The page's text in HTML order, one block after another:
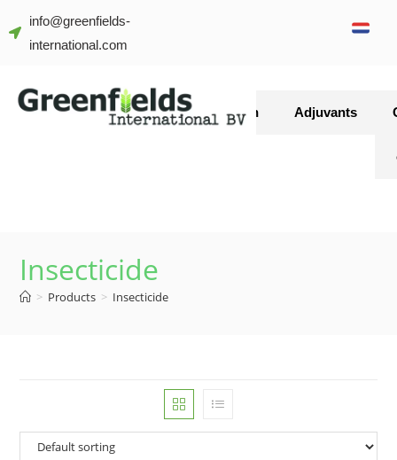
info@greenfields-
international.com
Gewasbescherming Meststoffen Adjuvants
Insecticide
> Products > Insecticide